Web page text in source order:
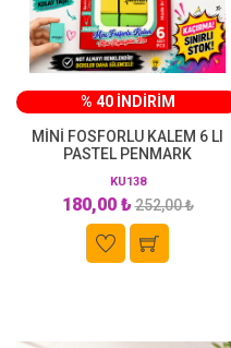
% 40 İNDİRİM
MİNİ FOSFORLU KALEM 6 LI
PASTEL PENMARK
KU138
180,00 ₺252,00 ₺